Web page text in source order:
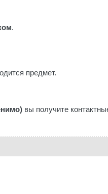
.
предмет.
вы получите